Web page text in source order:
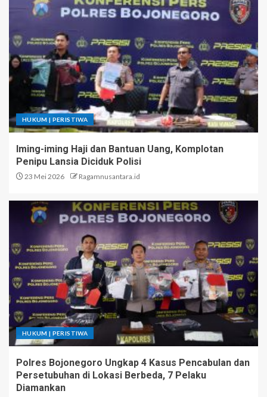
HUKUM | PERISTIWA
Iming-iming Haji dan Bantuan Uang, Komplotan
Penipu Lansia Diciduk Polisi
23 Mei 2026 Ragamnusantara.id
HUKUM | PERISTIWA
Polres Bojonegoro Ungkap 4 Kasus Pencabulan dan
Persetubuhan di Lokasi Berbeda, 7 Pelaku
Diamankan